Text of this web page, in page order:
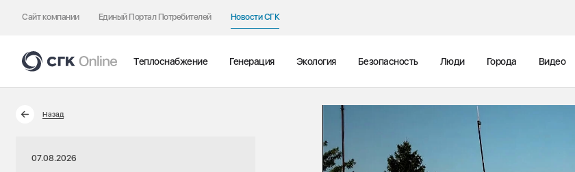
Сайт компании Единый Портал Потребителей Новости СГК
Теплоснабжение Генерация Экология Безопасность Люди Города Видео
Назад
07.08.2026